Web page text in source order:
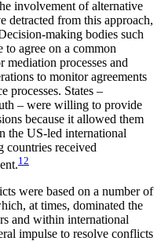
involvement of alter­native
de­tracted from this approach,
making bodies such
agree on a common
processes and
to monitor agreements
processes. States –
– were willing to provide
because it allowed them
the US-led international
countries received
12
were based on a number of
at times, dominated the
and within international
impulse to resolve conflicts